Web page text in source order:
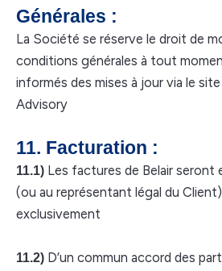
Générales :
La Société se réserve le droit de
conditions générales à tout
informés des mises à jour via le
Advisory
11. Facturation :
11.1) Les factures de Belair seront
(ou au représentant légal du
exclusivement
11.2) D’un commun accord des